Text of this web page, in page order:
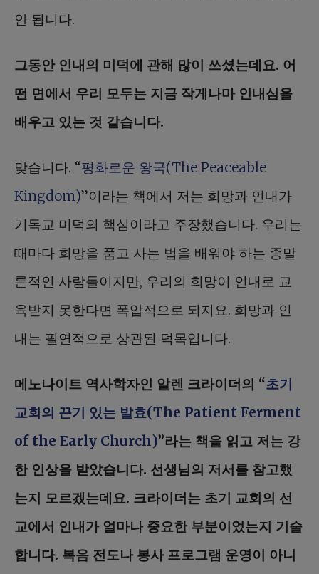
안 됩니다.
그동안 인내의 미덕에 관해 많이 쓰셨는데요. 어
떤 면에서 우리 모두는 지금 작게나마 인내심을
배우고 있는 것 같습니다.
맞습니다. “평화로운 왕국(The Peaceable
Kingdom)”이라는 책에서 저는 희망과 인내가
기독교 미덕의 핵심이라고 주장했습니다. 우리는
때마다 희망을 품고 사는 법을 배워야 하는 종말
론적인 사람들이지만, 우리의 희망이 인내로 교
육받지 못한다면 폭압적으로 되지요. 희망과 인
내는 필연적으로 상관된 덕목입니다.
메노나이트 역사학자인 알렌 크라이더의 “초기
교회의 끈기 있는 발효(The Patient Ferment
of the Early Church)”라는 책을 읽고 저는 강
한 인상을 받았습니다. 선생님의 저서를 참고했
는지 모르겠는데요. 크라이더는 초기 교회의 선
교에서 인내가 얼마나 중요한 부분이었는지 기술
합니다. 복음 전도나 봉사 프로그램 운영이 아니